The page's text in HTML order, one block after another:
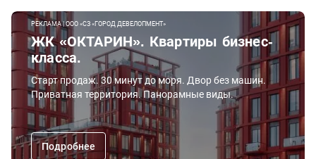
РЕКЛАМА | ООО «СЗ «ГОРОД ДЕВЕЛОПМЕНТ»
ЖК «ОКТАРИН». Квартиры бизнес-
класса.
Старт продаж. 30 минут до моря. Двор без машин.
Приватная территория. Панорамные виды.
Подробнее